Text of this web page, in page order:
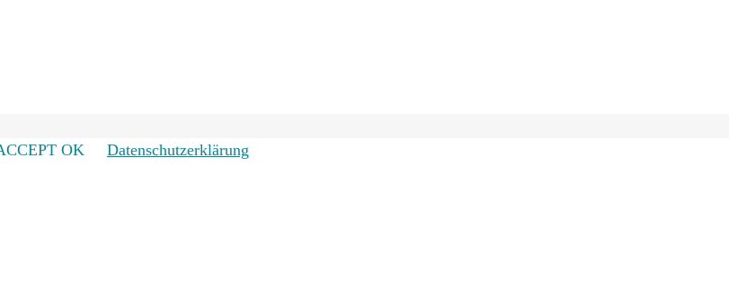
OK
Datenschutzerklärung